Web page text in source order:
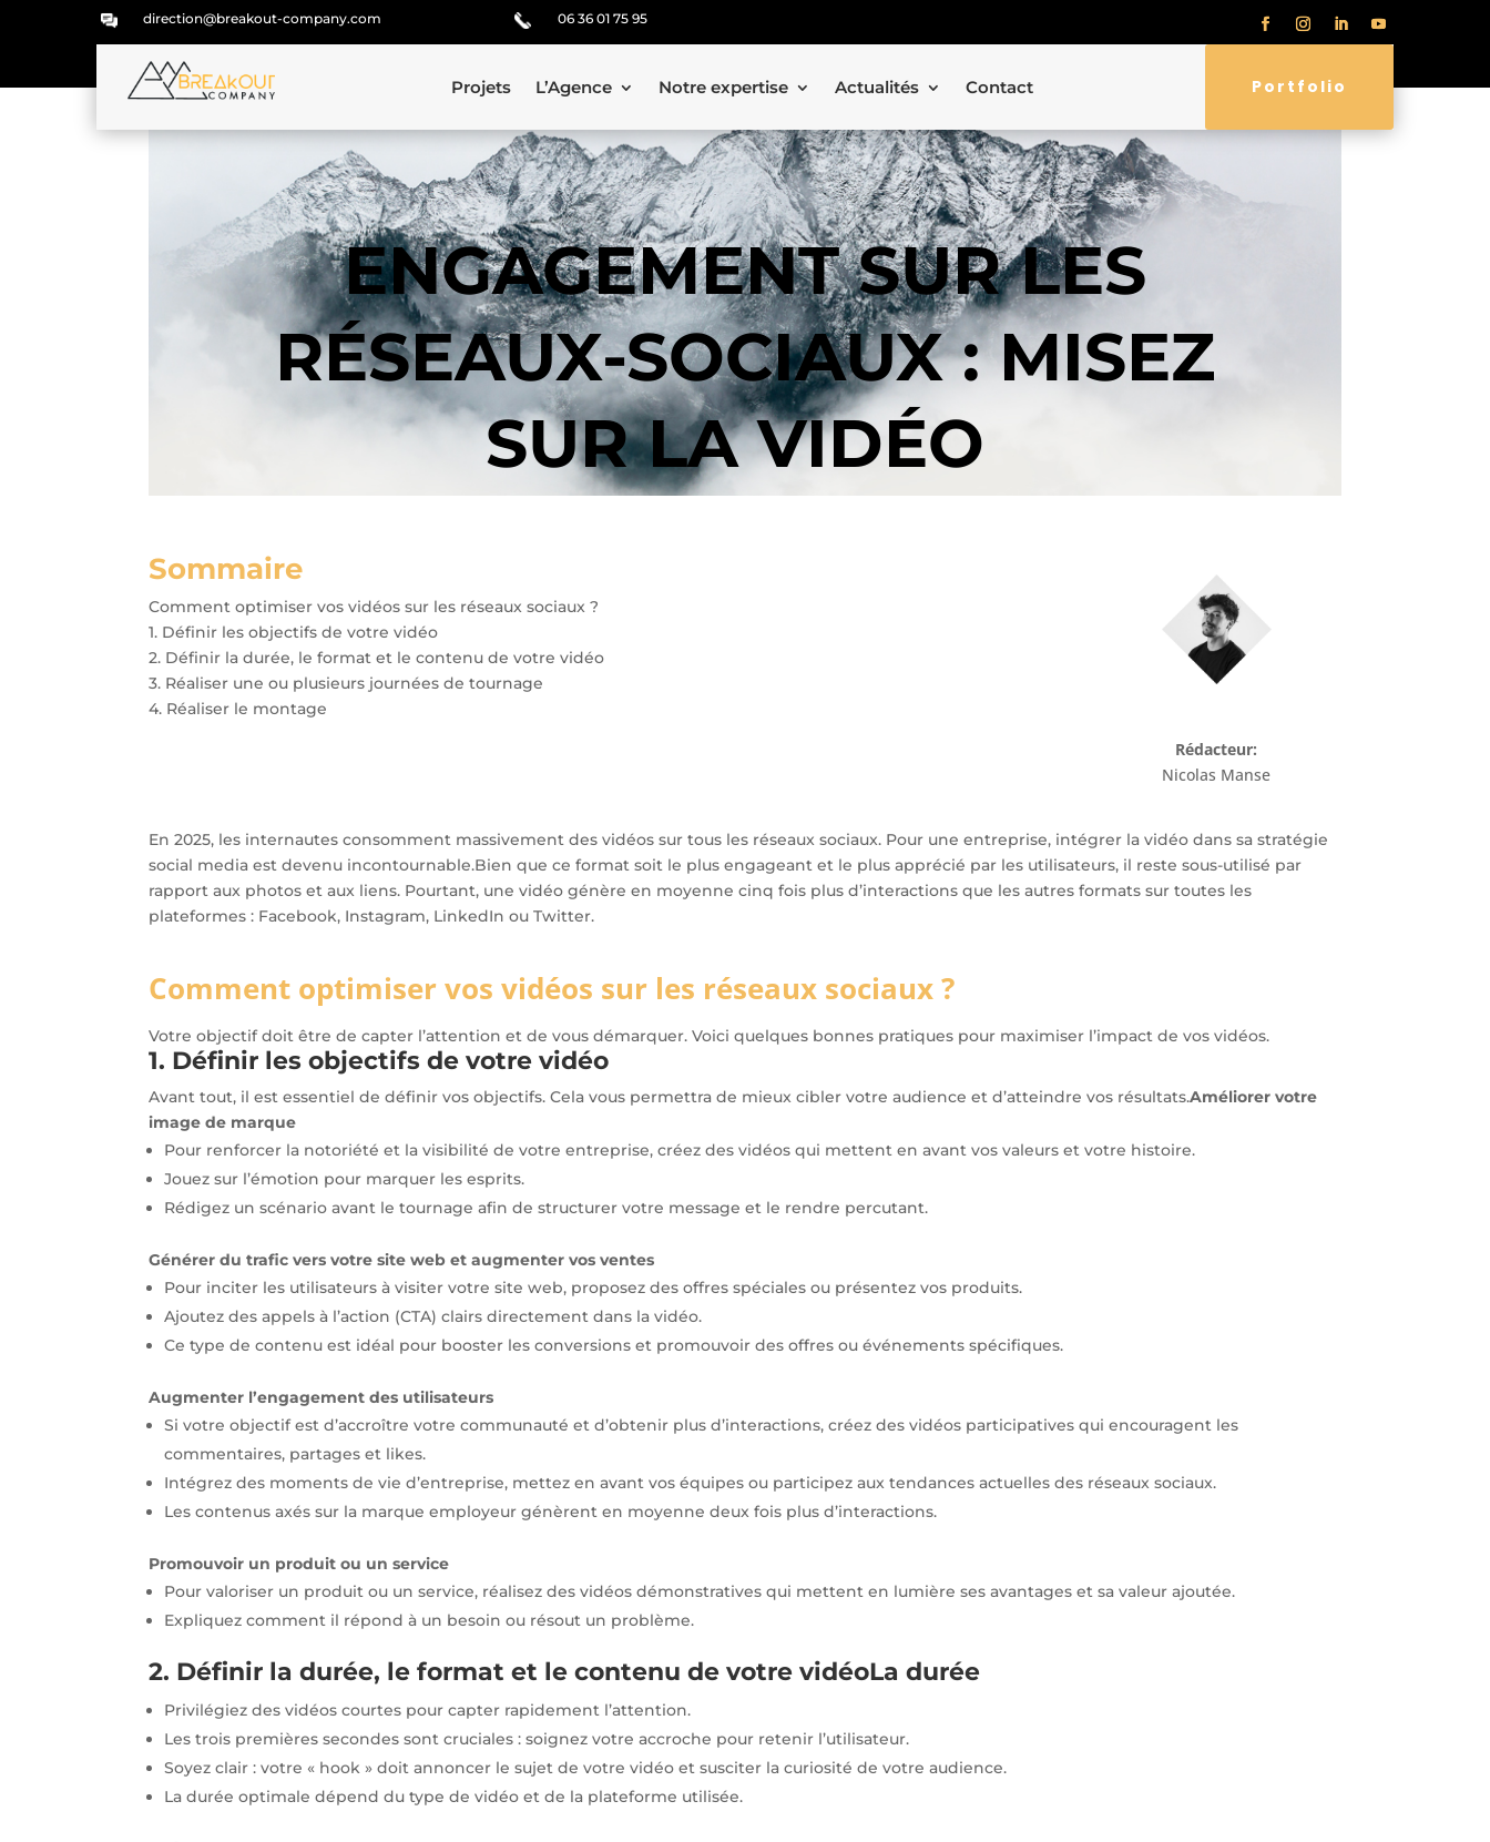
direction@breakout-company.com 06 36 01 75 95
Projets L’Agence Notre expertise Actualités Contact Portfolio
ENGAGEMENT SUR LES
RÉSEAUX-SOCIAUX : MISEZ
SUR LA VIDÉO
Sommaire
Comment optimiser vos vidéos sur les réseaux sociaux ?
1. Définir les objectifs de votre vidéo
2. Définir la durée, le format et le contenu de votre vidéo
3. Réaliser une ou plusieurs journées de tournage
4. Réaliser le montage
Rédacteur:
Nicolas Manse
En 2025, les internautes consomment massivement des vidéos sur tous les réseaux sociaux. Pour une entreprise, intégrer la vidéo dans sa stratégie
social media est devenu incontournable.Bien que ce format soit le plus engageant et le plus apprécié par les utilisateurs, il reste sous-utilisé par
rapport aux photos et aux liens. Pourtant, une vidéo génère en moyenne cinq fois plus d’interactions que les autres formats sur toutes les
plateformes : Facebook, Instagram, LinkedIn ou Twitter.
Comment optimiser vos vidéos sur les réseaux sociaux ?
Votre objectif doit être de capter l’attention et de vous démarquer. Voici quelques bonnes pratiques pour maximiser l’impact de vos vidéos.
1. Définir les objectifs de votre vidéo
Avant tout, il est essentiel de définir vos objectifs. Cela vous permettra de mieux cibler votre audience et d’atteindre vos résultats.Améliorer votre
image de marque
Pour renforcer la notoriété et la visibilité de votre entreprise, créez des vidéos qui mettent en avant vos valeurs et votre histoire.
Jouez sur l’émotion pour marquer les esprits.
Rédigez un scénario avant le tournage afin de structurer votre message et le rendre percutant.
Générer du trafic vers votre site web et augmenter vos ventes
Pour inciter les utilisateurs à visiter votre site web, proposez des offres spéciales ou présentez vos produits.
Ajoutez des appels à l’action (CTA) clairs directement dans la vidéo.
Ce type de contenu est idéal pour booster les conversions et promouvoir des offres ou événements spécifiques.
Augmenter l’engagement des utilisateurs
Si votre objectif est d’accroître votre communauté et d’obtenir plus d’interactions, créez des vidéos participatives qui encouragent les
commentaires, partages et likes.
Intégrez des moments de vie d’entreprise, mettez en avant vos équipes ou participez aux tendances actuelles des réseaux sociaux.
Les contenus axés sur la marque employeur génèrent en moyenne deux fois plus d’interactions.
Promouvoir un produit ou un service
Pour valoriser un produit ou un service, réalisez des vidéos démonstratives qui mettent en lumière ses avantages et sa valeur ajoutée.
Expliquez comment il répond à un besoin ou résout un problème.
2. Définir la durée, le format et le contenu de votre vidéoLa durée
Privilégiez des vidéos courtes pour capter rapidement l’attention.
Les trois premières secondes sont cruciales : soignez votre accroche pour retenir l’utilisateur.
Soyez clair : votre « hook » doit annoncer le sujet de votre vidéo et susciter la curiosité de votre audience.
La durée optimale dépend du type de vidéo et de la plateforme utilisée.